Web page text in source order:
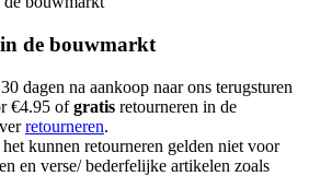
de bouwmarkt
dagen na aankoop naar ons terugsturen
€4.95 ofgratis retourneren in de
retourneren.
kunnen retourneren gelden niet voor
en verse/ bederfelijke artikelen zoals